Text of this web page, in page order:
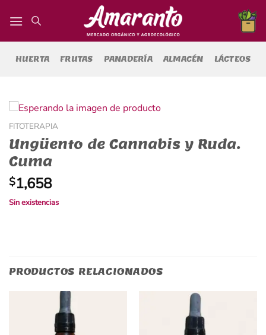
HUERTA FRUTAS PANADERÍA ALMACÉN LÁCTEOS
FITOTERAPIA
Ungüento de Cannabis y Ruda.
Cuma
$1,658
Sin existencias
PRODUCTOS RELACIONADOS